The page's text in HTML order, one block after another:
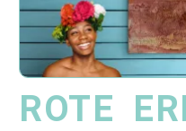
ROTE